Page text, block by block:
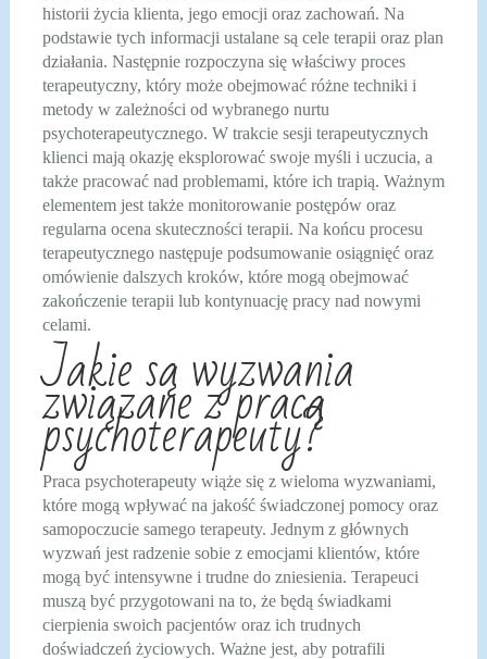
historii życia klienta, jego emocji oraz zachowań. Na
podstawie tych informacji ustalane są cele terapii oraz plan
działania. Następnie rozpoczyna się właściwy proces
terapeutyczny, który może obejmować różne techniki i
metody w zależności od wybranego nurtu
psychoterapeutycznego. W trakcie sesji terapeutycznych
klienci mają okazję eksplorować swoje myśli i uczucia, a
także pracować nad problemami, które ich trapią. Ważnym
elementem jest także monitorowanie postępów oraz
regularna ocena skuteczności terapii. Na końcu procesu
terapeutycznego następuje podsumowanie osiągnięć oraz
omówienie dalszych kroków, które mogą obejmować
zakończenie terapii lub kontynuację pracy nad nowymi
celami.
Jakie są wyzwania
związane z pracą
psychoterapeuty?
Praca psychoterapeuty wiąże się z wieloma wyzwaniami,
które mogą wpływać na jakość świadczonej pomocy oraz
samopoczucie samego terapeuty. Jednym z głównych
wyzwań jest radzenie sobie z emocjami klientów, które
mogą być intensywne i trudne do zniesienia. Terapeuci
muszą być przygotowani na to, że będą świadkami
cierpienia swoich pacjentów oraz ich trudnych
doświadczeń życiowych. Ważne jest, aby potrafili